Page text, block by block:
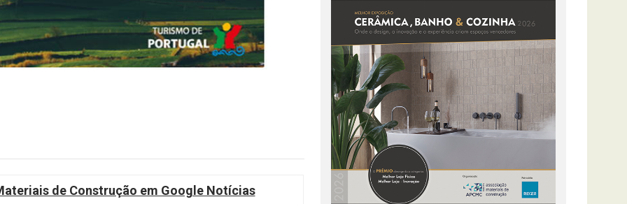
de Construção em Google Notícias